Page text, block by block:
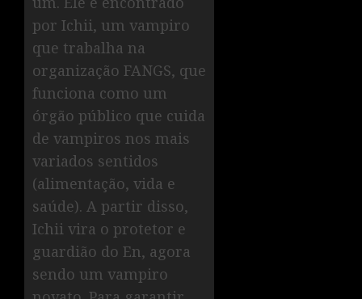
por Ichii, um vampiro
que trabalha na
organização FANGS, que
funciona como um
órgão público que cuida
de vampiros nos mais
variados sentidos
(alimentação, vida e
saúde). A partir disso,
Ichii vira o protetor e
guardião do En, agora
sendo um vampiro